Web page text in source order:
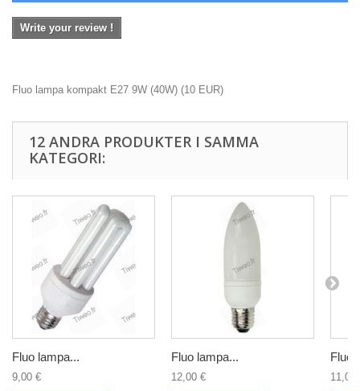
Write your review !
Fluo lampa kompakt E27 9W (40W) (10 EUR)
12 ANDRA PRODUKTER I SAMMA
KATEGORI:
Fluo lampa...
9,00 €
Fluo lampa...
12,00 €
Fluo
11,00